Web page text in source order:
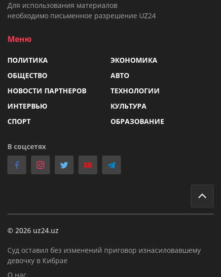
Для использования материалов
необходимо письменное разрешение UZ24
Меню
ПОЛИТИКА
ЭКОНОМИКА
ОБЩЕСТВО
АВТО
НОВОСТИ ПАРТНЕРОВ
ТЕХНОЛОГИИ
ИНТЕРВЬЮ
КУЛЬТУРА
СПОРТ
ОБРАЗОВАНИЕ
В соцсетях
© 2026 uz24.uz
Суд оставил без изменений приговор изнасиловавшему
девочку в Кибрае
О нас